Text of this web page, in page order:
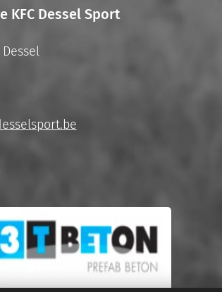
KFC Dessel Sport